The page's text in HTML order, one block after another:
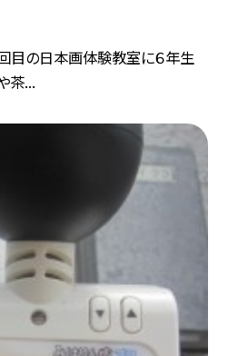
目の日本画体験教室に６年生
茶...